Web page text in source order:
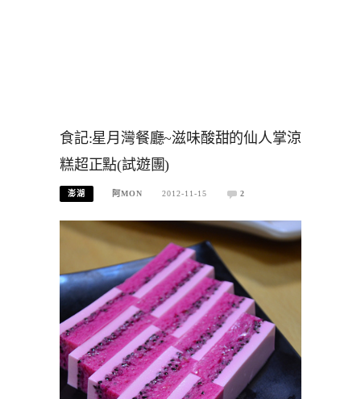
食記:星月灣餐廳~滋味酸甜的仙人掌涼
糕超正點(試遊團)
澎湖 阿MON 2012-11-15 2